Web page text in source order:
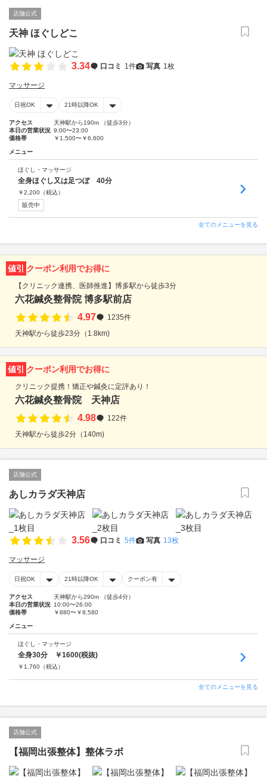
店舗公式
天神 ほぐしどこ
3.34 口コミ 1件 写真 1枚
マッサージ
日祝OK 21時以降OK
アクセス
天神駅から190m （徒歩3分）
本日の営業状況 9:00〜23:00
価格帯
￥1,500〜￥6,600
メニュー
ほぐし・マッサージ
全身ほぐし又は足つぼ 40分
￥2,200 （税込）
販売中
全てのメニューを見る
値引 クーポン利用でお得に
【クリニック連携、医師推進】博多駅から徒歩3分
六花鍼灸整骨院 博多駅前店
4.97
1235件
天神駅から徒歩23分（1.8km)
値引 クーポン利用でお得に
クリニック提携！矯正や鍼灸に定評あり！
六花鍼灸整骨院 天神店
4.98
122件
天神駅から徒歩2分（140m)
店舗公式
あしカラダ天神店
3.56 口コミ 5件 写真 13枚
マッサージ
日祝OK 21時以降OK クーポン有
アクセス
天神駅から290m （徒歩4分）
本日の営業状況 10:00〜26:00
価格帯
￥880〜￥8,580
メニュー
ほぐし・マッサージ
全身30分 ￥1600(税抜)
￥ 1,760 （税込）
全てのメニューを見る
店舗公式
【福岡出張整体】整体ラボ